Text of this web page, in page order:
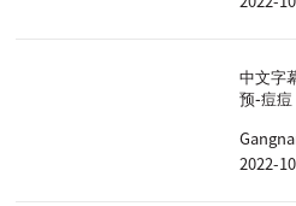
中文字
预-痘痘
2022-